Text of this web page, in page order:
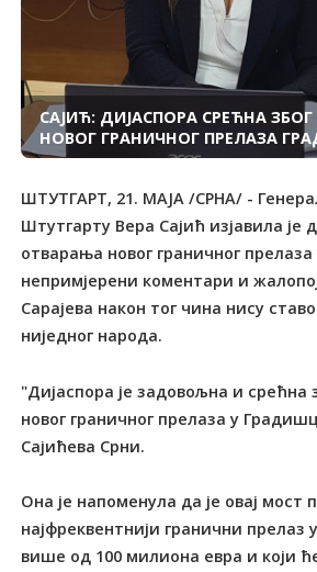
САЈИЋ: ДИЈАСПОРА СРЕЋНА
НОВОГ ГРАНИЧНОГ ПРЕЛАЗА
ШТУТГАРТ, 21. МАЈА /СРНА/ -
Штутгарту Вера Сајић изјавила је
отварања новог граничног
непримјерени коментари и
Сарајева након тог чина нису
ниједног народа.
"Дијаспора је задовољна и срећна
новог граничног прелаза у
Сајићева Срни.
Она је напоменула да је овај мост
најфреквентнији гранични прелаз
више од 100 милиона евра и који